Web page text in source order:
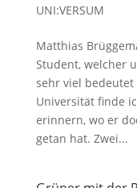
UNI:VERSUM
Matthias
Student, welcher
sehr viel bedeutet
Universität finde
erinnern, wo er
getan hat. Zwei...